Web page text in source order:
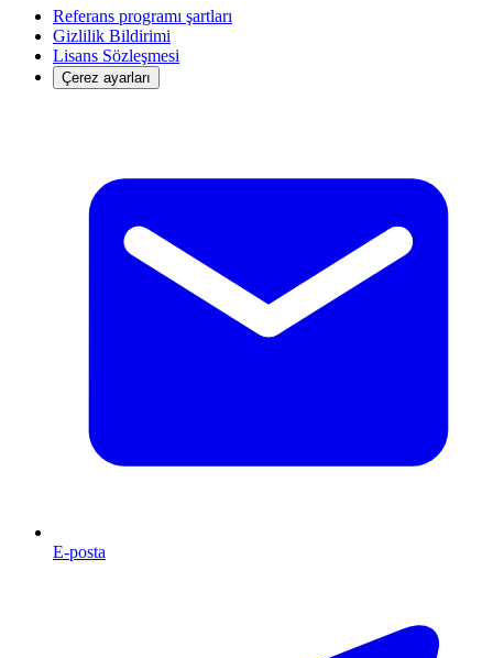
Referans programı şartları
Gizlilik Bildirimi
Lisans Sözleşmesi
Çerez ayarları
E-posta